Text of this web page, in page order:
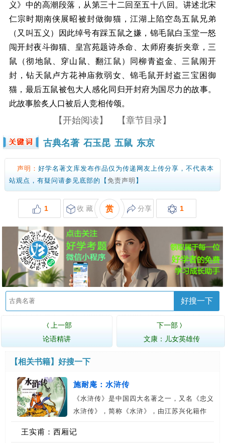
义》中的高潮段落，从第三十二回至五十八回。讲述北宋
仁宗时期南侠展昭被封做御猫，江湖上陷空岛五鼠兄弟
（又叫五义）因此绰号有踩五鼠之嫌，锦毛鼠白玉堂一怒
闯开封夜斗御猫、皇宫苑题诗杀命、太师府奏折夹章，三
鼠（彻地鼠、穿山鼠、翻江鼠）同柳青盗金、三鼠闹开
封，钻天鼠卢方花神庙救弱女、锦毛鼠开封盗三宝困御
猫，最后五鼠被包大人感化同归开封府为国尽力的故事。
此故事脍炙人口被后人竞相传颂。
【开始阅读】 【章节目录】
古典名著 石玉昆 五鼠 东京
声明： 好学名著文库发布作品仅为传递网友上传分享，不代表本
站观点，有疑问请参见底部的【 免责声明 】
1 收 藏 赏 分享 1
好搜一下
〈
上一部
论语精讲
下一部 〉
文康：儿女英雄传
【相关书籍】 好搜一下
施耐庵：水浒传
《水浒传》是中国四大名著之一，又名《忠义
水浒传》，简称《水浒》，由江苏兴化籍作
王实甫：西厢记